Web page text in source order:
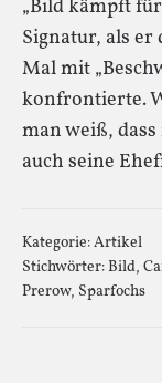
„Bild kämpft
Signatur, als er
Mal mit
konfrontierte.
man weiß,
auch seine
Kategorie:Artikel
Stichwörter:Bild,
Prerow, Sparfochs